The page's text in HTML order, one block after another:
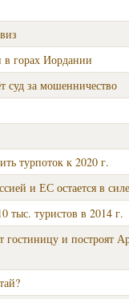
в горах Иордании
суд за мошенничество
турпоток к 2020 г.
и ЕС остается в силе
тыс. туристов в 2014 г.
и построят